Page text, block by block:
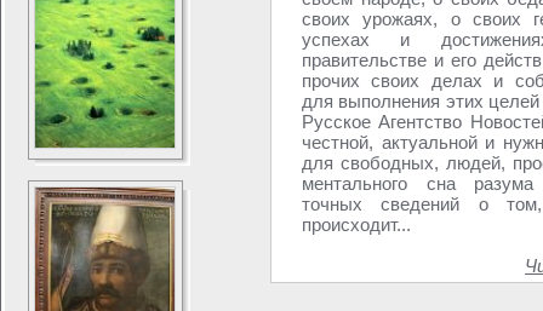
своих урожаях, о своих
успехах и
правительстве и его
прочих своих делах и
для выполнения этих
Русское Агентство
честной, актуальной и
для свободных, людей,
ментального сна
точных сведений о
происходит...